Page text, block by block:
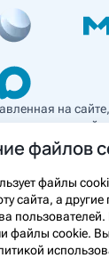
на
очной
препарата.
и
файлов
файлы
сайта, а
файлы cookie.